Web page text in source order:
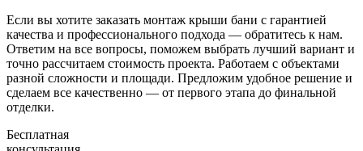
Если вы хотите заказать монтаж крыши бани с гарантией
качества и профессионального подхода — обратитесь к нам.
Ответим на все вопросы, поможем выбрать лучший вариант и
точно рассчитаем стоимость проекта. Работаем с объектами
разной сложности и площади. Предложим удобное решение и
сделаем все качественно — от первого этапа до финальной
отделки.
Бесплатная